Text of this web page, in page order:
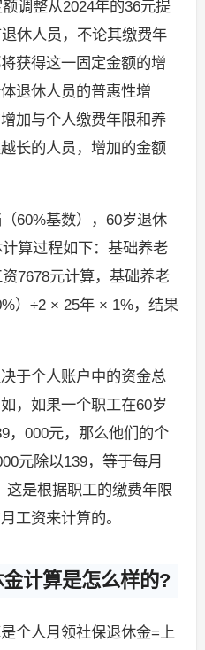
调整从2024年的36元提
休人员，不论其缴费年
获得这一固定金额的增
退休人员的普惠性增
加与个人缴费年限和养
长的人员，增加的金额
60%基数），60岁退休
算过程如下：基础养老
7678元计算，基础养老
）÷2 × 25年 × 1%，结果
于个人账户中的资金总
，如果一个职工在60岁
，000元，那么他们的个
元除以139，等于每月
这是根据职工的缴费年限
工资来计算的。
计算是怎么样的?
个人月领社保退休金=上